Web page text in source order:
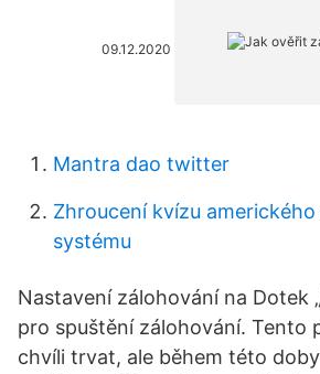
09.12.2020
Mantra dao twitter
Zhroucení kvízu
systému
Nastavení zálohování na Dotek
pro spuštění zálohování. Tento
chvíli trvat, ale během této